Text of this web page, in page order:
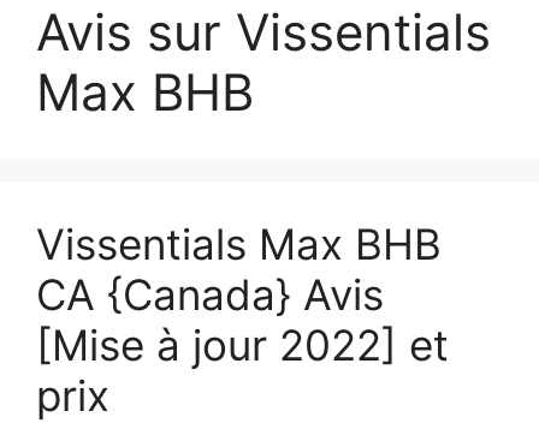
Avis sur Vissentials
Max BHB
Vissentials Max BHB
CA {Canada} Avis
[Mise à jour 2022] et
prix